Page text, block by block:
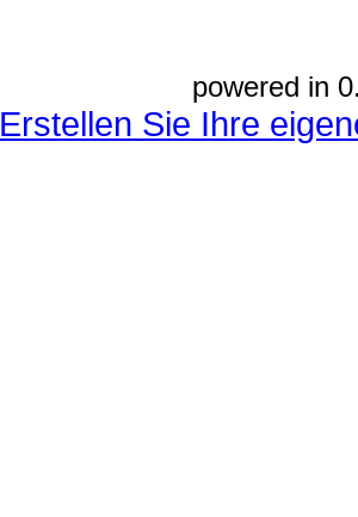
powered in
Erstellen Sie Ihre